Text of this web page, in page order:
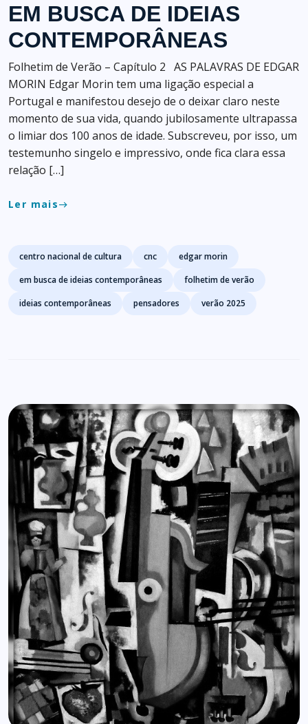
EM BUSCA DE IDEIAS
CONTEMPORÂNEAS
Folhetim de Verão – Capítulo 2 AS PALAVRAS DE EDGAR
MORIN Edgar Morin tem uma ligação especial a
Portugal e manifestou desejo de o deixar claro neste
momento de sua vida, quando jubilosamente ultrapassa
o limiar dos 100 anos de idade. Subscreveu, por isso, um
testemunho singelo e impressivo, onde fica clara essa
relação […]
Ler maiseast
Tags
centro nacional de cultura cnc
edgar morin
em busca de ideias contemporâneas
folhetim de verão
ideias contemporâneas
pensadores verão 2025